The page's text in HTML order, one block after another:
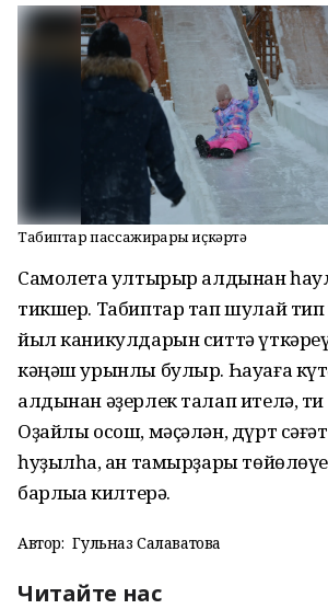
Табиптар пассажирҙарҙы иҫкәртә
Самолетҡа ултырыр алдынан
тикшер. Табиптар тап шулай тип
йыл каникулдарын ситтә
кәңәш урынлы булыр. Һауаға
алдынан әҙерлек талап ителә, ти
Оҙайлы осош, мәҫәлән, дүрт
һуҙылһа, ҡан тамырҙары
барлыҡҡа килтерә.
Автор: Гульназ Салаватова
Читайте нас